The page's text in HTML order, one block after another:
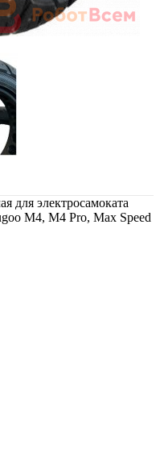
для электросамоката
M4, M4 Pro, Max Speed